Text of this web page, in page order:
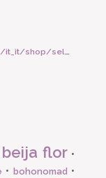
5200
beija flor •
• bohonomad •